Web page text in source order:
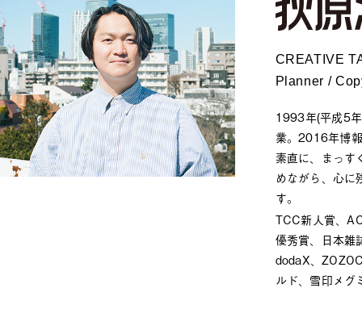
CREATIVE
Planner /
1993年(平成5
業。2016年博
素直に、まっす
めながら、心に
す。
TCC新人賞、
優秀賞、日本雑
dodaX、
ルド、雪印メ